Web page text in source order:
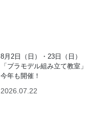
8月2日（日）・23日（日）
「プラモデル組み立て教室」
今年も開催！
2026.07.22